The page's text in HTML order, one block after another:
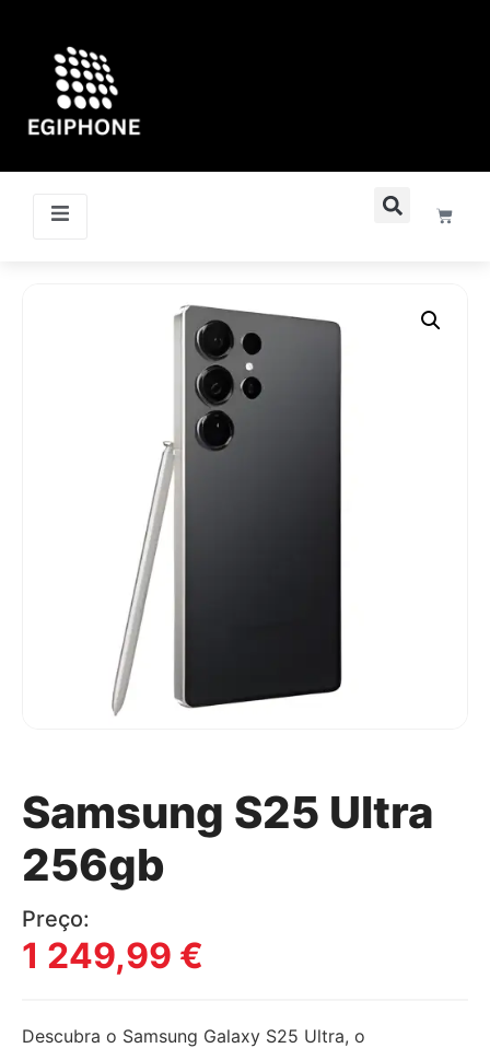
Samsung S25 Ultra
256gb
Preço:
1 249,99 €
Descubra o Samsung Galaxy S25 Ultra, o